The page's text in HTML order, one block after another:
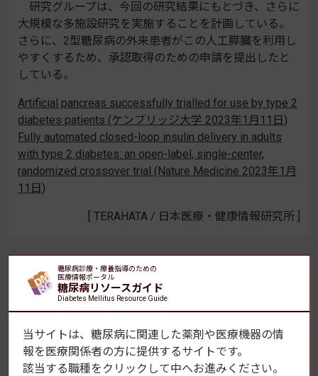
研究グループは、今回の研究結果にもとづき、さらに
大規模な多施設研究を実施することを計画している。
さらに、2型糖尿病の外来患者がこの人工膵臓を利用し
やすくするため、承認取得のための申請を提出したと
している。
Artificial pancreas successfully trialled for use by type 2
diabetes patients (ケンブリッジ大学 2023年1月11日)
Fully automated closed-loop insulin delivery in adults
with type 2 diabetes: an open-label, single-center,
randomized crossover trial (Nature Medicine 2023年1月
11日)
[ TERAHATA / 日本医療・健康情報研究所 ]
ニュース記事一覧
糖尿病・内分泌プラクティス
Web
糖尿病・内分泌医療の臨床現場をリードす
糖尿病診療・療養指導のための
医療情報ポータル
糖尿病リソースガイド
Diabetes Mellitus Resource Guide
当サイトは、糖尿病に関連した薬剤や医療機器の情
報を医療関係者の方に提供するサイトです。
該当する職種をクリックして中へお進みください。